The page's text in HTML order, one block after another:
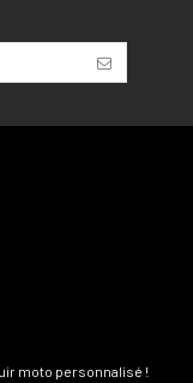
moto personnalisé !